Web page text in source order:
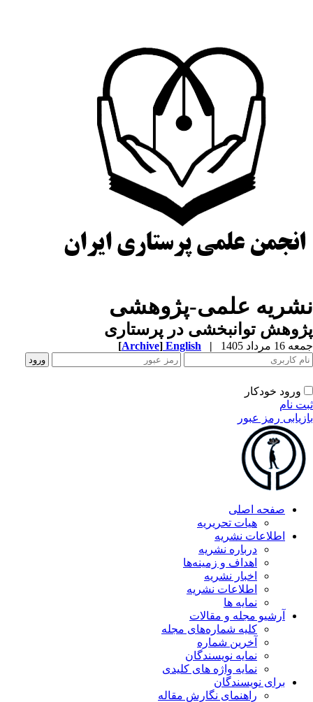
علمی-پژوهشی
توانبخشی در پرستاری
مرداد 1405 |
English
[Archive]
ورود خودکار
نام
رمز عبور
صفحه اصلی
هیات تحریریه
اطلاعات نشریه
درباره نشریه
اهداف و زمینه‌ها
اخبار نشریه
اطلاعات نشریه
نمایه ها
آرشیو مجله و مقالات
کلیه شماره‌های مجله
آخرین شماره
نمایه نویسندگان
نمایه واژه های کلیدی
برای نویسندگان
راهنمای نگارش مقاله